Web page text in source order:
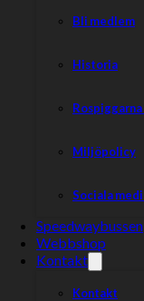
Bli medlem
Historia
Miljöpolicy
Sociala
Speedwaybussen
Webbshop
Kontakt
Kontakt